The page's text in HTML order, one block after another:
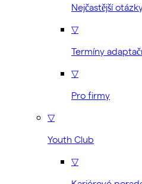
Nejčastější
▽
Termíny
▽
Pro firmy
▽
Youth Club
▽